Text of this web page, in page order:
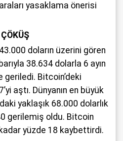
yasaklama önerisi
doların üzerini gören
38.634 dolarla 6 ayın
Bitcoin’deki
aştı. Dünyanın en büyük
yaklaşık 68.000 dolarlık
gerilemiş oldu. Bitcoin
yüzde 18 kaybettirdi.